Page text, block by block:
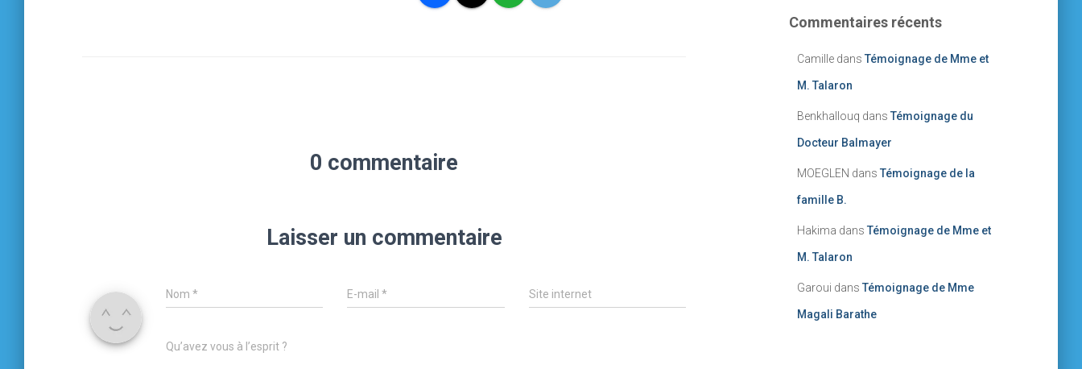
0 commentaire
Laisser un commentaire
Nom * E-mail* Site internet
Qu’avez vous à l’esprit ?
Commentaires récents
Camilledans Témoignage de Mme et
M. Talaron
Benkhallouq dans Témoignage du
Docteur Balmayer
MOEGLEN dans Témoignage de la
famille B.
Hakima dans Témoignage de Mme et
M. Talaron
Garoui dans Témoignage de Mme
Magali Barathe